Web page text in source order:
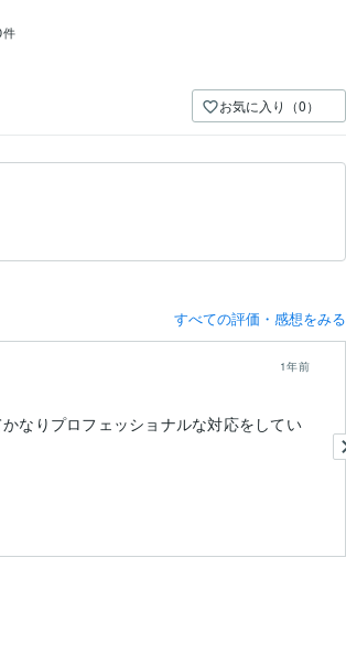
お気に入り（0）
すべての評価・感想をみる
1年前
なりプロフェッショナルな対応をしてい